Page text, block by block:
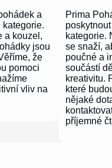
a
kategorie.
a kouzel,
jsou
že
pomoci
vliv na
Prima
kategorie.
se snaží,
poučné a
součástí
kreativitu.
které
nějaké
příjemné